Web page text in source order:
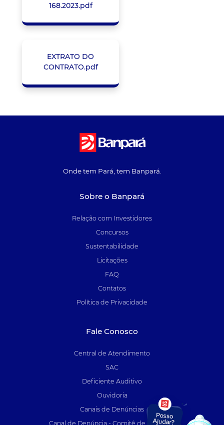
168.2023.pdf
EXTRATO DO
CONTRATO.pdf
Onde tem Pará, tem Banpará.
Sobre o Banpará
Relação com Investidores
Concursos
Sustentabilidade
Licitações
FAQ
Contatos
Política de Privacidade
Fale Conosco
Central de Atendimento
SAC
Deficiente Auditivo
Ouvidoria
Canais de Denúncias
Canal de Denúncia - Comitê de Auditoria